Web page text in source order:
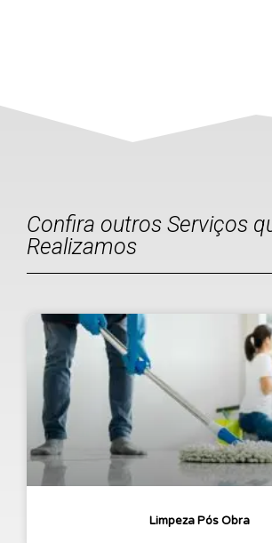
Confira outros Serviços
Realizamos
Limpeza Pós Obra